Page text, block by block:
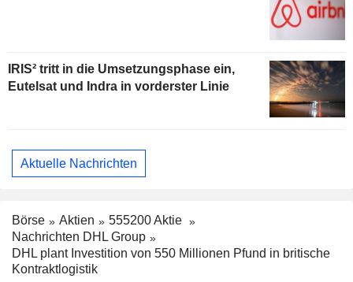
IRIS² tritt in die Umsetzungsphase ein,
Eutelsat und Indra in vorderster Linie
Aktuelle Nachrichten
Börse Aktien
555200 Aktie
Nachrichten DHL Group
DHL plant Investition von 550 Millionen Pfund in britische
Kontraktlogistik